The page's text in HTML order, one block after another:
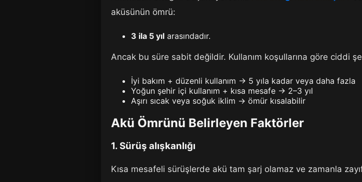
aküsünün ömrü:
3 ila 5 yıl arasındadır.
Ancak bu süre sabit değildir. Kullanım koşullarına göre ciddi
İyi bakım + düzenli kullanım → 5 yıla kadar veya daha fazla
Yoğun şehir içi kullanım + kısa mesafe → 2–3 yıl
Aşırı sıcak veya soğuk iklim → ömür kısalabilir
Akü Ömrünü Belirleyen Faktörler
1. Sürüş alışkanlığı
Kısa mesafeli sürüşlerde akü tam şarj olamaz ve zamanla